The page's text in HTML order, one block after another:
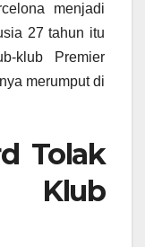
menjadi
27 tahun itu
klub Premier
merumput di
Tolak
Klub